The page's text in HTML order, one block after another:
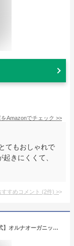
Amazonでチェック >>
てもおしゃれで
きにくくて、
すめコメント (2件) >
【13日9:59まで】10％OFFクーポン有！【公式】オルナオーガニック 美容液 くすみ 対策 スキンケア 潤い コラーゲン 3種 ヒアルロン酸 4種 ビタミンC 4種 セラミド 配合 47ml